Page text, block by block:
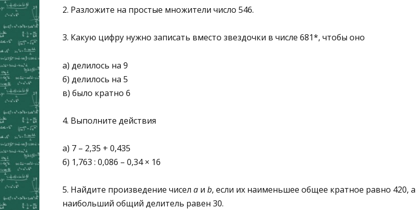
2. Разложите на простые множители число 546.
3. Какую цифру нужно записать вместо звездочки в числе 681*, чтобы оно
а) делилось на 9
б) делилось на 5
в) было кратно 6
4. Выполните действия
а) 7 – 2,35 + 0,435
б) 1,763 : 0,086 – 0,34 × 16
5. Найдите произведение чисел a и b, если их наименьшее общее кратное равно 420, а
наибольший общий делитель равен 30.